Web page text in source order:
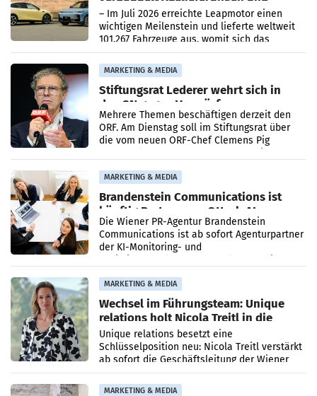
überschreitet die 100.000er-Marke
– Im Juli 2026 erreichte Leapmotor einen
wichtigen Meilenstein und lieferte weltweit
101.267 Fahrzeuge aus, womit sich das
Ergebnis gegenüber Juli 2025 mehr als
verdoppelte (+102
MARKETING & MEDIA
Stiftungsrat Lederer wehrt sich in
den SN gegen Vorwürfe
Mehrere Themen beschäftigen derzeit den
ORF. Am Dienstag soll im Stiftungsrat über
die vom neuen ORF-Chef Clemens Pig
MARKETING & MEDIA
Brandenstein Communications ist
künftig Partner von OtterlyAI
Die Wiener PR-Agentur Brandenstein
Communications ist ab sofort Agenturpartner
der KI-Monitoring- und
MARKETING & MEDIA
Wechsel im Führungsteam: Unique
relations holt Nicola Treitl in die
Geschäftsleitung
Unique relations besetzt eine
Schlüsselposition neu: Nicola Treitl verstärkt
ab sofort die Geschäftsleitung der Wiener
PR-Agentur an der Seite von Josef Kalina und
Anna Kalina-Mahr.
MARKETING & MEDIA